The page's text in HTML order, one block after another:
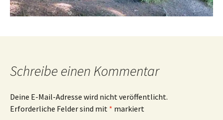
Schreibe einen Kommentar
Deine E-Mail-Adresse wird nicht veröffentlicht.
Erforderliche Felder sind mit * markiert